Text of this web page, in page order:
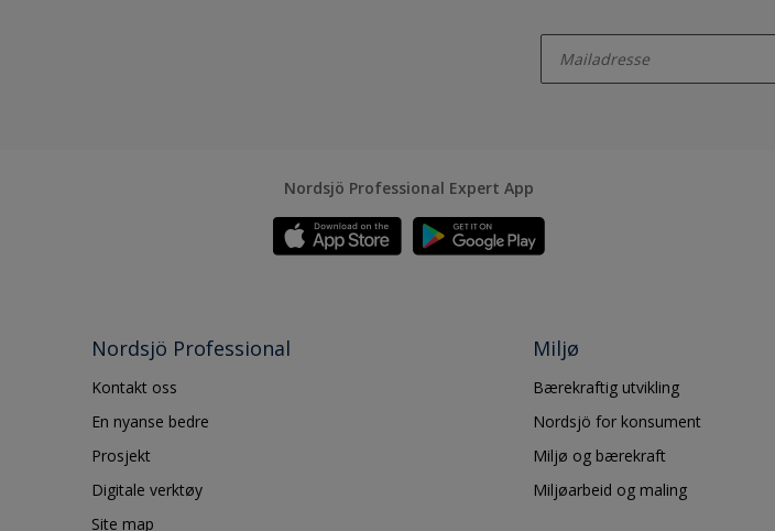
Nordsjö Professional Expert App
Nordsjö Professional
Kontakt oss
En nyanse bedre
Prosjekt
Digitale verktøy
Site map
Miljø
Bærekraftig utvikling
Nordsjö for konsument
Miljø og bærekraft
Miljøarbeid og maling